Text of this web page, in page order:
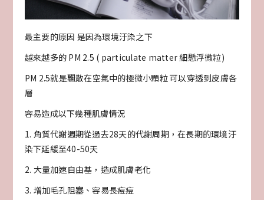
最主要的原因 是因為環境汙染之下
越來越多的 PM 2.5 ( particulate matter 細懸浮微粒)
PM 2.5就是飄散在空氣中的極微小顆粒 可以穿透到皮膚各
層
容易造成以下幾種肌膚情況
1. 角質代謝週期從過去28天的代謝周期，在長期的環境汙
染下延緩至40-50天
2. 大量加速自由基，造成肌膚老化
3. 增加毛孔阻塞、容易長痘痘